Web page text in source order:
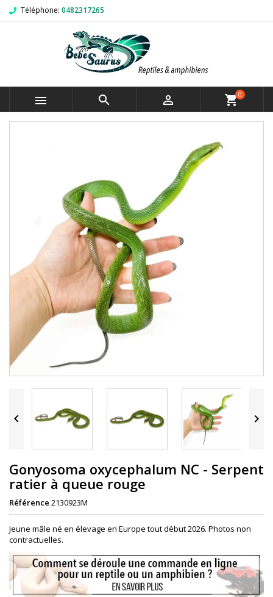
Téléphone: 0482317265
   shopping_cart0
 
Gonyosoma oxycephalum NC - Serpent
ratier à queue rouge
Référence 2130923M
Jeune mâle né en élevage en Europe tout début 2026. Photos non
contractuelles.